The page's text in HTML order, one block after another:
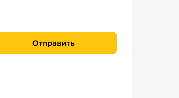
Отправить